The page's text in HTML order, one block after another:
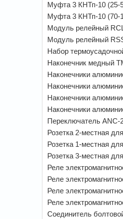
Муфта 3 КНТп-10 (25-
Муфта 3 КНТп-10 (70-
Модуль релейный
Модуль релейный
Набор
Наконечник медный
Наконечники
Наконечники
Наконечники
Наконечники
Переключатель ANC-
Розетка 2-местная
Розетка 1-местная
Розетка 3-местная
Реле
Реле
Реле
Реле
Соединитель